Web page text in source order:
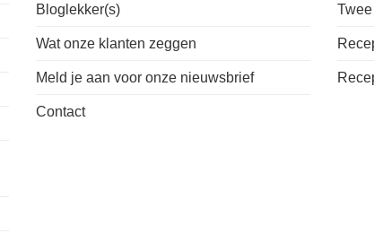
Bloglekker(s)
Wat onze klanten zeggen
Meld je aan voor onze nieuwsbrief
Contact